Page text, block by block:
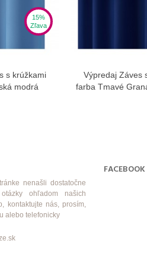
15%
Zľava
viac
s krúžkami
modrá
Výpredaj Záves
farba Tmavé
nenašli dostatočne
ohľadom našich
kontaktujte nás, prosím,
alebo telefonicky
FACEBOOK